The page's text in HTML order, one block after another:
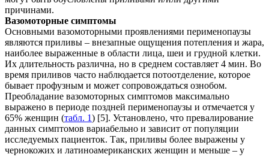
причинами.
Вазомоторные симптомы
Основными вазомоторными проявлениями перименопаузы
являются приливы – внезапные ощущения потепления и жара,
наиболее выраженные в области лица, шеи и грудной клетки.
Их длительность различна, но в среднем составляет 4 мин. Во
время приливов часто наблюдается потоотделение, которое
бывает профузным и может сопровождаться ознобом.
Преобладание вазомоторных симптомов максимально
выражено в периоде поздней перименопаузы и отмечается у
65% женщин (табл. 1) [5]. Установлено, что превалирование
данных симптомов вариабельно и зависит от популяции
исследуемых пациенток. Так, приливы более выражены у
чернокожих и латиноамериканских женщин и меньше – у